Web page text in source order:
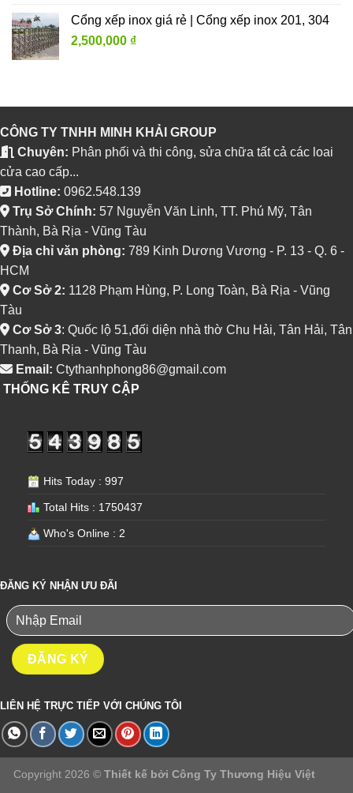
Cổng xếp inox giá rẻ | Cổng xếp inox 201, 304
2,500,000 ₫
CÔNG TY TNHH MINH KHẢI GROUP
Chuyên: Phân phối và thi công, sửa chữa tất cả các loai
cửa cao cấp...
Hotline: 0962.548.139
Trụ Sở Chính: 57 Nguyễn Văn Linh, TT. Phú Mỹ, Tân
Thành, Bà Rịa - Vũng Tàu
Địa chỉ văn phòng: 789 Kinh Dương Vương - P. 13 - Q. 6 -
HCM
Cơ Sở 2: 1128 Phạm Hùng, P. Long Toàn, Bà Rịa - Vũng
Tàu
Cơ Sở 3: Quốc lộ 51,đối diện nhà thờ Chu Hải, Tân Hải, Tân
Thanh, Bà Rịa - Vũng Tàu
Email: Ctythanhphong86@gmail.com
THỐNG KÊ TRUY CẬP
Hits Today : 997
Total Hits : 1750437
Who's Online : 2
ĐĂNG KÝ NHẬN ƯU ĐÃI
LIÊN HỆ TRỰC TIẾP VỚI CHÚNG TÔI
Copyright 2026 © Thiết kế bởi Công Ty Thương Hiệu Việt